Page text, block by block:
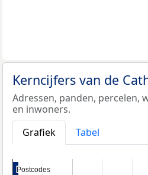
Kerncijfers van de
Adressen, panden, percelen,
en inwoners.
Grafiek
Tabel
Postcodes
Postcodes